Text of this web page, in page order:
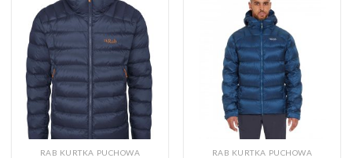
RAB KURTKA PUCHOWA RAB KURTKA PUCHOWA